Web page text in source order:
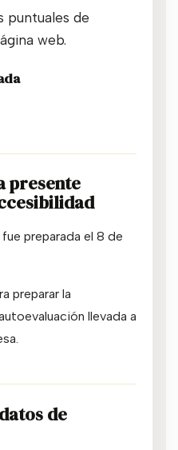
puntuales de
web.
presente
preparada el 8 de
preparar la
llevada a
de